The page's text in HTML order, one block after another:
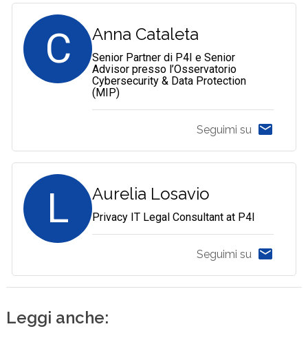
C Anna Cataleta
Senior Partner di P4I e Senior
Advisor presso l’Osservatorio
Cybersecurity & Data Protection
(MIP)
Seguimi su
L Aurelia Losavio
Privacy IT Legal Consultant at P4I
Seguimi su
Leggi anche: